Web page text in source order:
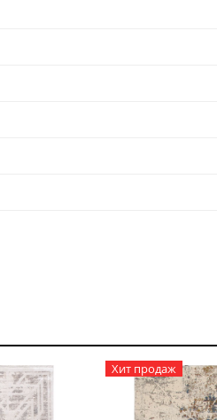
Хит продаж